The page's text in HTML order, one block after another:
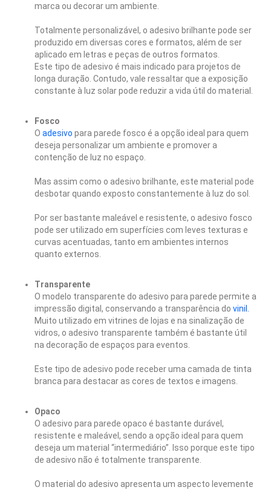
marca ou decorar um ambiente.
Totalmente personalizável, o adesivo brilhante pode ser
produzido em diversas cores e formatos, além de ser
aplicado em letras e peças de outros formatos.
Este tipo de adesivo é mais indicado para projetos de
longa duração. Contudo, vale ressaltar que a exposição
constante à luz solar pode reduzir a vida útil do material.
Fosco
Oadesivo para parede fosco é a opção ideal para quem
deseja personalizar um ambiente e promover a
contenção de luz no espaço.
Mas assim como o adesivo brilhante, este material pode
desbotar quando exposto constantemente à luz do sol.
Por ser bastante maleável e resistente, o adesivo fosco
pode ser utilizado em superfícies com leves texturas e
curvas acentuadas, tanto em ambientes internos
quanto externos.
Transparente
O modelo transparente do adesivo para parede permite a
impressão digital, conservando a transparência dovinil.
Muito utilizado em vitrines de lojas e na sinalização de
vidros, o adesivo transparente também é bastante útil
na decoração de espaços para eventos.
Este tipo de adesivo pode receber uma camada de tinta
branca para destacar as cores de textos e imagens.
Opaco
O adesivo para parede opaco é bastante durável,
resistente e maleável, sendo a opção ideal para quem
deseja um material “intermediário”. Isso porque este tipo
de adesivo não é totalmente transparente.
O material do adesivo apresenta um aspecto levemente